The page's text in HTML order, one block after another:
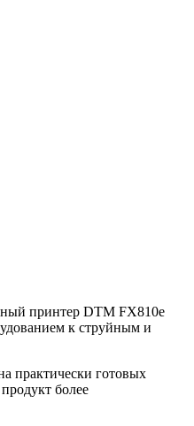
принтер DTM FX810e
к струйным и
практически готовых
более